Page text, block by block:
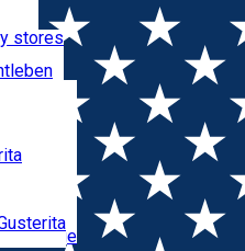
stores
Spot: Școala Gimnazială